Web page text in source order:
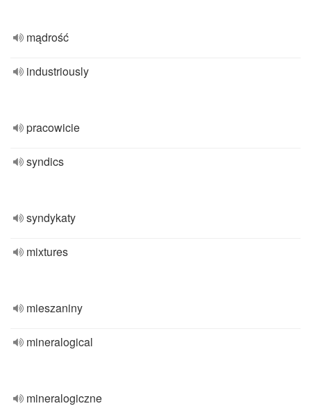
mądrość
industriously
pracowicie
syndics
syndykaty
mixtures
mieszaniny
mineralogical
mineralogiczne